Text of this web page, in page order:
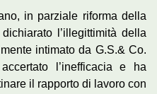
in parziale riforma della
l’illegittimità della
intimato da G.S.& Co.
l’inefficacia e ha
il rapporto di lavoro con